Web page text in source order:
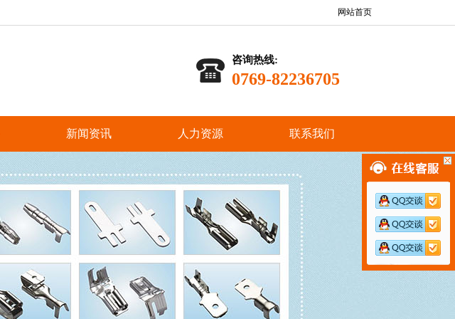
网站首页
咨询热线:
0769-82236705
新闻资讯 人力资源 联系我们